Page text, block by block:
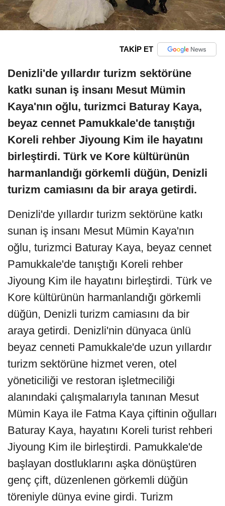
TAKİP ET
Denizli'de yıllardır turizm sektörüne
katkı sunan iş insanı Mesut Mümin
Kaya'nın oğlu, turizmci Baturay Kaya,
beyaz cennet Pamukkale'de tanıştığı
Koreli rehber Jiyoung Kim ile hayatını
birleştirdi. Türk ve Kore kültürünün
harmanlandığı görkemli düğün, Denizli
turizm camiasını da bir araya getirdi.
Denizli'de yıllardır turizm sektörüne katkı
sunan iş insanı Mesut Mümin Kaya'nın
oğlu, turizmci Baturay Kaya, beyaz cennet
Pamukkale'de tanıştığı Koreli rehber
Jiyoung Kim ile hayatını birleştirdi. Türk ve
Kore kültürünün harmanlandığı görkemli
düğün, Denizli turizm camiasını da bir
araya getirdi. Denizli'nin dünyaca ünlü
beyaz cenneti Pamukkale'de uzun yıllardır
turizm sektörüne hizmet veren, otel
yöneticiliği ve restoran işletmeciliği
alanındaki çalışmalarıyla tanınan Mesut
Mümin Kaya ile Fatma Kaya çiftinin oğulları
Baturay Kaya, hayatını Koreli turist rehberi
Jiyoung Kim ile birleştirdi. Pamukkale'de
başlayan dostluklarını aşka dönüştüren
genç çift, düzenlenen görkemli düğün
töreniyle dünya evine girdi. Turizm